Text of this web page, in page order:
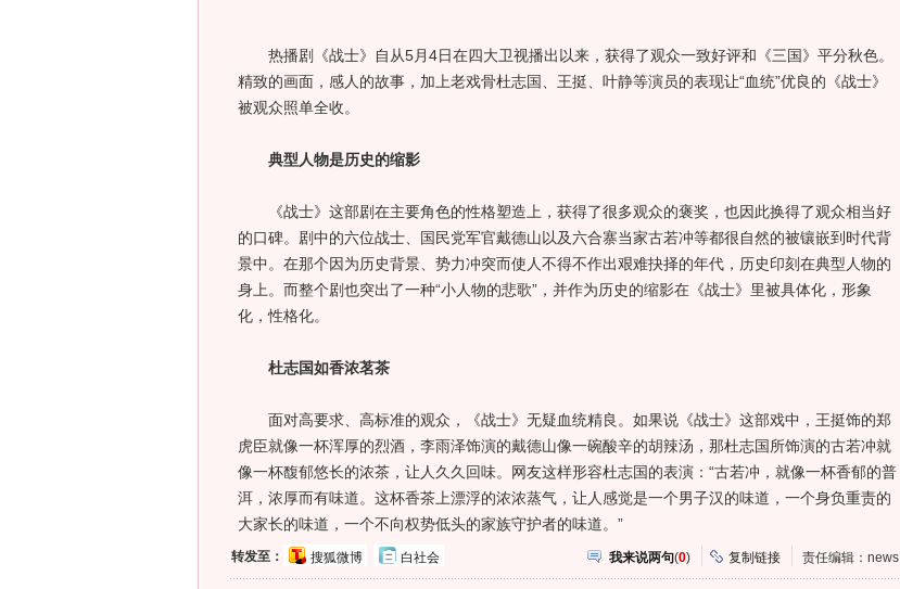
热播剧《战士》自从5月4日在四大卫视播出以来，获得了观众一致好评和《三国》平分秋色。
精致的画面，感人的故事，加上老戏骨杜志国、王挺、叶静等演员的表现让“血统”优良的《战士》
被观众照单全收。
典型人物是历史的缩影
《战士》这部剧在主要角色的性格塑造上，获得了很多观众的褒奖，也因此换得了观众相当好
的口碑。剧中的六位战士、国民党军官戴德山以及六合寨当家古若冲等都很自然的被镶嵌到时代背
景中。在那个因为历史背景、势力冲突而使人不得不作出艰难抉择的年代，历史印刻在典型人物的
身上。而整个剧也突出了一种“小人物的悲歌”，并作为历史的缩影在《战士》里被具体化，形象
化，性格化。
杜志国如香浓茗茶
面对高要求、高标准的观众，《战士》无疑血统精良。如果说《战士》这部戏中，王挺饰的郑
虎臣就像一杯浑厚的烈酒，李雨泽饰演的戴德山像一碗酸辛的胡辣汤，那杜志国所饰演的古若冲就
像一杯馥郁悠长的浓茶，让人久久回味。网友这样形容杜志国的表演：“古若冲，就像一杯香郁的普
洱，浓厚而有味道。这杯香茶上漂浮的浓浓蒸气，让人感觉是一个男子汉的味道，一个身负重责的
大家长的味道，一个不向权势低头的家族守护者的味道。”
转发至： 搜狐微博 白社会 我来说两句(0) 复制链接 责任编辑：news